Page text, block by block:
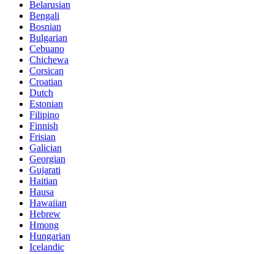
Belarusian
Bengali
Bosnian
Bulgarian
Cebuano
Chichewa
Corsican
Croatian
Dutch
Estonian
Filipino
Finnish
Frisian
Galician
Georgian
Gujarati
Haitian
Hausa
Hawaiian
Hebrew
Hmong
Hungarian
Icelandic